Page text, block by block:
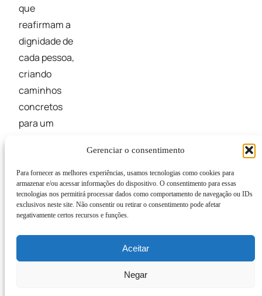
Gerenciar o consentimento
Para fornecer as melhores experiências, usamos tecnologias como cookies para
armazenar e/ou acessar informações do dispositivo. O consentimento para essas
tecnologias nos permitirá processar dados como comportamento de navegação ou IDs
exclusivos neste site. Não consentir ou retirar o consentimento pode afetar
negativamente certos recursos e funções.
Aceitar
Negar
que
reafirmam a
dignidade de
cada pessoa,
criando
caminhos
concretos
para um
sustentável.
CAPA © 2026 - Todos os Direitos Reservados